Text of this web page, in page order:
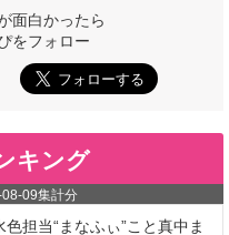
面白かったら
をフォロー
キング
09集計分
色担当“まなふぃ”こと真中ま